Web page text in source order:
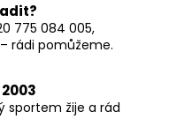
775 084 005,
rádi pomůžeme.
sportem žije a rád